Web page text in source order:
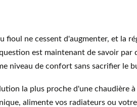
fioul ne cessent d'augmenter, et la
est maintenant de savoir
niveau de confort sans sacrifier le
la plus proche d'une chaudière
alimente vos radiateurs ou